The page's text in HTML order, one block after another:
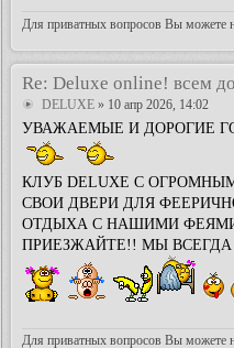
Для приватных вопросов Вы можете
Re: Deluxe online! всем
DELUXE » 10 апр 2026, 14:02
УВАЖАЕМЫЕ И ДОРОГИЕ
КЛУБ DELUXE С
СВОИ ДВЕРИ ДЛЯ
ОТДЫХА С НАШИМИ
ПРИЕЗЖАЙТЕ!! МЫ
Для приватных вопросов Вы можете